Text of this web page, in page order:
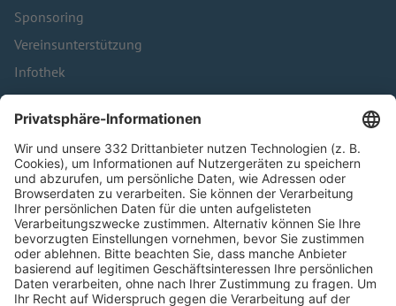
Sponsoring
Vereinsunterstützung
Infothek
Kontakt
HÄUFIG BESUCHTE SEITEN
Pässe und Vereinswechsel
Trainerausbildung
Schulungsangebot Vereinsmitarbeiter
BFV-Geschäftsstellen
Trainerbörse